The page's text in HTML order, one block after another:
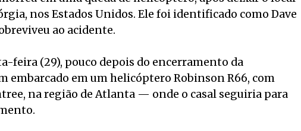
nos Estados Unidos. Ele foi identificado como Dave
ao acidente.
feira (29), pouco depois do encerramento da
embarcado em um helicóptero Robinson R66, com
na região de Atlanta — onde o casal seguiria para